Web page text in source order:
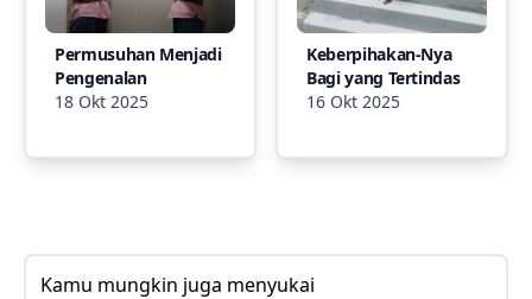
Permusuhan Menjadi
Pengenalan
18 Okt 2025
Keberpihakan-Nya
Bagi yang Tertindas
16 Okt 2025
Kamu mungkin juga menyukai